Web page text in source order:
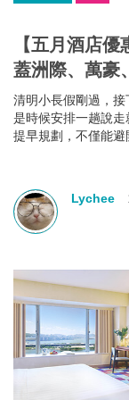
【五月酒店
蓋洲際、萬豪
清明小長假剛過，接
是時候安排一趟說
提早規劃，不僅能避
案尚未全面上架，
康！
Lychee